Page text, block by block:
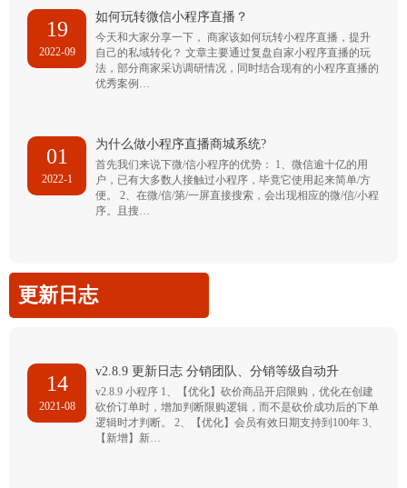
19
2022-09
如何玩转微信小程序直播？
今天和大家分享一下， 商家该如何玩转小程序直播，提升
自己的私域转化？ 文章主要通过复盘自家小程序直播的玩
法，部分商家采访调研情况，同时结合现有的小程序直播的
优秀案例…
01
2022-1
为什么做小程序直播商城系统?
首先我们来说下微/信小程序的优势： 1、微信逾十亿的用
户，已有大多数人接触过小程序，毕竟它使用起来简单/方
便。 2、在微/信/第/一屏直接搜索，会出现相应的微/信/小程
序。且搜…
更新日志
14
2021-08
v2.8.9 更新日志 分销团队、分销等级自动升
v2.8.9 小程序 1、【优化】砍价商品开启限购，优化在创建
砍价订单时，增加判断限购逻辑，而不是砍价成功后的下单
逻辑时才判断。 2、【优化】会员有效日期支持到100年 3、
【新增】新…